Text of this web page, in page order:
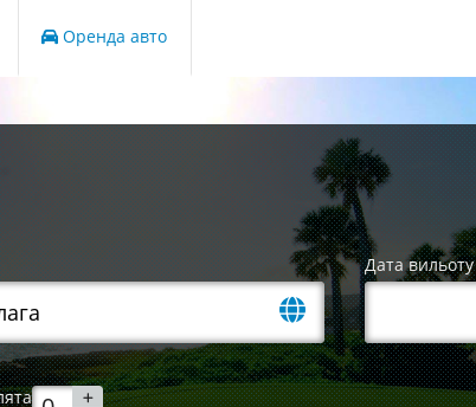
Оренда авто
Дата вильоту